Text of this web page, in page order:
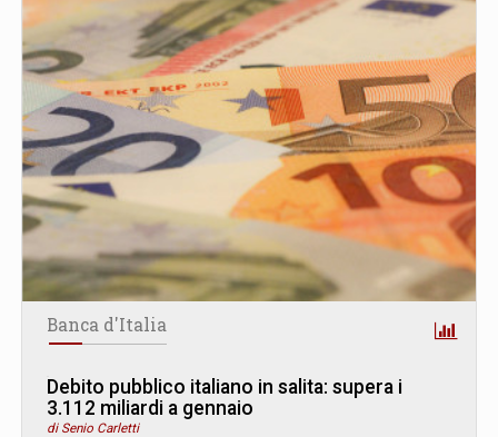
Banca d'Italia
Debito pubblico italiano in salita: supera i
3.112 miliardi a gennaio
di Senio Carletti